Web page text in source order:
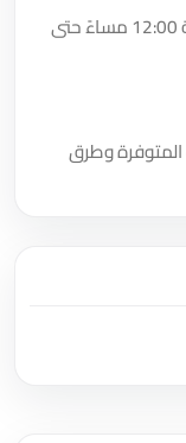
أوقات العمل: جميع أيام الأسبوع من الساعة 12:00 مساءً حتى
وطرق